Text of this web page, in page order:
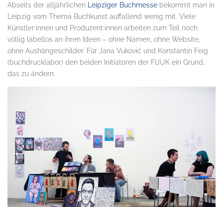
Abseits der alljährlichen Leipziger Buchmesse bekommt man in
Leipzig vom Thema Buchkunst auffallend wenig mit. Viele
Künstler:innen und Produzent:innen arbeiten zum Teil noch
völlig labellos an ihren Ideen – ohne Namen, ohne Website,
ohne Aushängeschilder. Für Jana Vuković und Konstantin Feig
(buchdrucklabor) den beiden Initiatoren der FIJUK ein Grund,
das zu ändern.